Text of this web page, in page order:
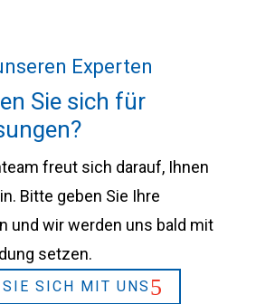
Experten
Sie sich für
freut sich darauf, Ihnen
Bitte geben Sie Ihre
und wir werden uns bald mit
setzen.
SICH MIT UNS